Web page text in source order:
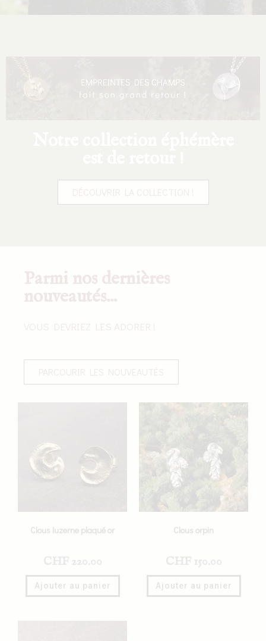
DÉCOUVRIR LA COLLECTION !
Parmi nos dernières
nouveautés...
VOUS DEVRIEZ LES ADORER !
PARCOURIR LES NOUVEAUTÉS
Clous luzerne plaqué or
Ajouter au panier
Clous orpin
Ajouter au panier